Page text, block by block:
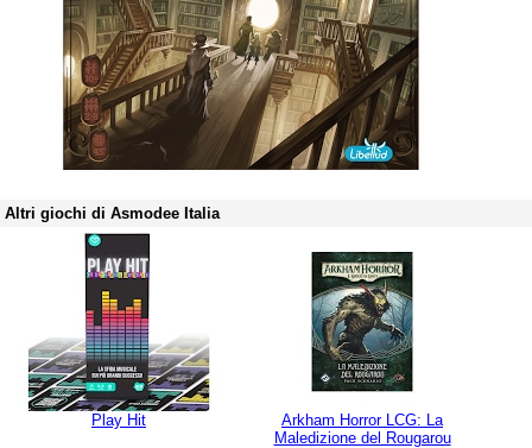
Altri giochi di Asmodee Italia
Play Hit
Arkham Horror LCG: La
Maledizione del Rougarou